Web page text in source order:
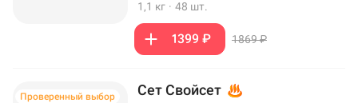
1,1 кг · 48 шт.
1399 ₽ 1869 ₽
Проверенный выбор Сет Свойсет